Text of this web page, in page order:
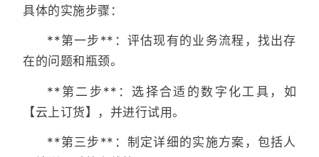
具体的实施步骤：
**第一步**：评估现有的业务流程，找出存
在的问题和瓶颈。
**第二步**：选择合适的数字化工具，如
【云上订货】，并进行试用。
**第三步**：制定详细的实施方案，包括人